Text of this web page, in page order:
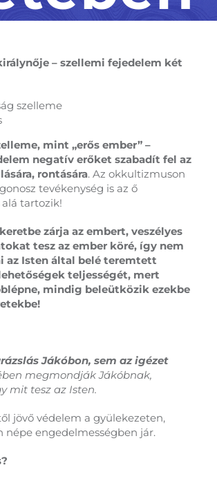
– szellemi fejedelem két
szelleme
mint „erős ember” –
negatív erőket szabadít fel az
rontására. Az okkultizmuson
tevékenység is az ő
tartozik!
zárja az embert, veszélyes
tesz az ember köré, így nem
az Isten által belé teremtett
teljességét, mert
mindig beleütközik ezekbe
Jákóbon, sem az igézet
megmondják Jákóbnak,
mit tesz az Isten.
jövő védelem a gyülekezeten,
népe engedelmességben jár.